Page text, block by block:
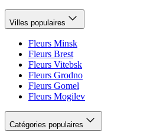
Villes populaires
Fleurs Minsk
Fleurs Brest
Fleurs Vitebsk
Fleurs Grodno
Fleurs Gomel
Fleurs Mogilev
Catégories populaires